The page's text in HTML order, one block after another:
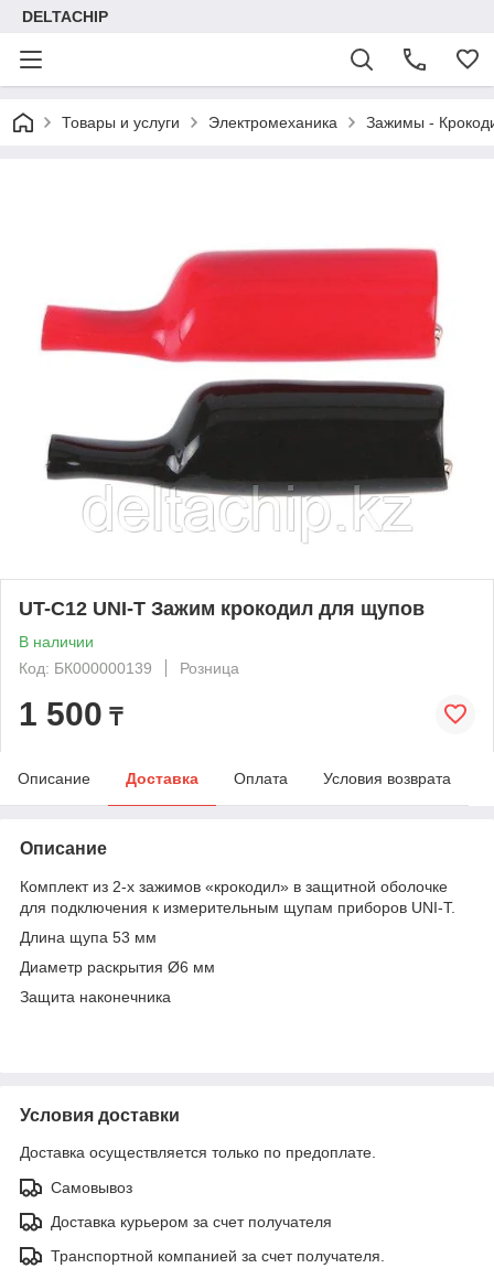
DELTACHIP
Товары и услуги Электромеханика Зажимы -
UT-C12 UNI-T Зажим крокодил для щупов
В наличии
Код: БК000000139
Розница
1 500 ₸
Описание Доставка Оплата Условия возврата
Описание
Комплект из 2-х зажимов «крокодил» в защитной оболочке
для подключения к измерительным щупам приборов UNI-T.
Длина щупа 53 мм
Диаметр раскрытия Ø6 мм
Защита наконечника
Условия доставки
Доставка осуществляется только по предоплате.
Самовывоз
Доставка курьером за счет получателя
Транспортной компанией за счет получателя.